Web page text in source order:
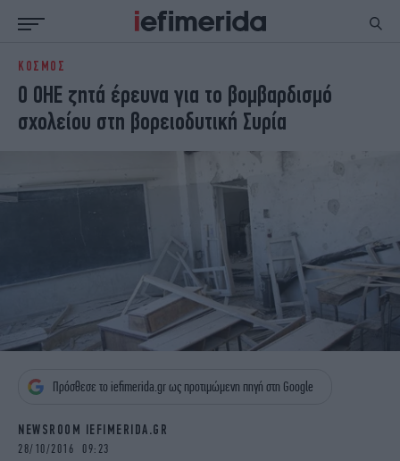
ΕΙΔΗΣΕΙΣ
NON PAPER
ΕΛΛΑΔΑ
ΟΙΚΟΝΟΜΙΑ
ΚΟΣΜΟΣ
ΠΑΝΕΛΛΗΝΙΕΣ
ΣΠΟΡ
STORIES
TRAVEL
ΤΕΧΝΟΛΟΓΙΑ
ΥΓΕΙΑ
ΟΛΥΜΠΙΑΚΟΙ ΑΓΩΝΕΣ
EURO
GREEN
iOPINIONS
iGASTRONOMIE
OSCARS
ΚΟΣΜΟΣ
Ο ΟΗΕ ζητά έρευνα για το βομβαρδισμό
σχολείου στη βορειοδυτική Συρία
Πρόσθεσε το iefimerida.gr ως προτιμώμενη πηγή στη Google
NEWSROOM IEFIMERIDA.GR
28/10/2016 09:23